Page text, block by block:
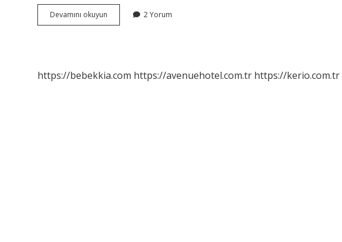
Devamını okuyun Ambulans
Neden
2 Yorum
https://bebekkia.com https://avenuehotel.com.tr https://kerio.com.tr